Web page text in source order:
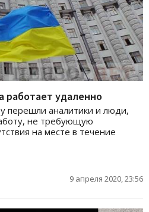
работает удаленно
перешли аналитики и люди,
не требующую
на месте в течение
9 апреля 2020, 23:56